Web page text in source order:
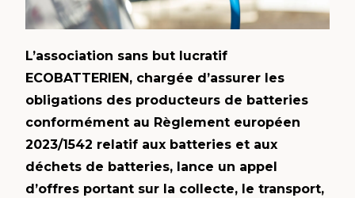
L’association sans but lucratif
ECOBATTERIEN, chargée d’assurer les
obligations des producteurs de batteries
conformément au Règlement européen
2023/1542 relatif aux batteries et aux
déchets de batteries, lance un appel
d’offres portant sur la collecte, le transport,